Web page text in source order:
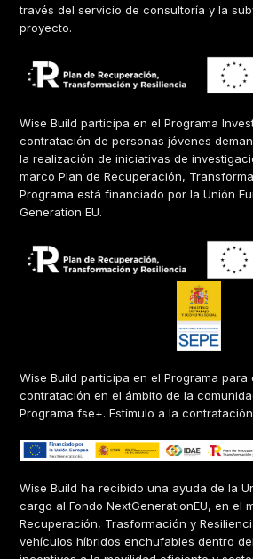
través del servicio de consultoría y la
proyecto.
Wise Build participa en el Programa
contratación de personas jóvenes
la realización de iniciativas de
marco Plan de Recuperación,
Programa está financiado por la Unión
Generation EU.
Wise Build participa en el Programa para
contratación en el ámbito de la
Programa fse+. Estímulo a la
Wise Build ha recibido una ayuda de la
cargo al Fondo NextGenerationEU, en el
Recuperación, Trasformación y
vehículos híbridos enchufables dentro